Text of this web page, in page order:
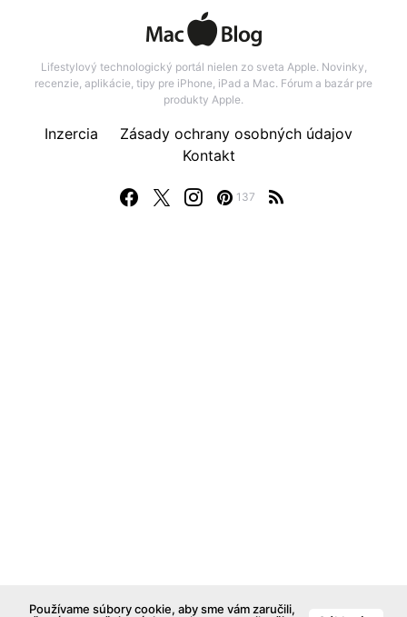
Lifestylový technologický portál nielen zo sveta Apple. Novinky,
recenzie, aplikácie, tipy pre iPhone, iPad a Mac. Fórum a bazár pre
produkty Apple.
137
Inzercia
Zásady ochrany osobných údajov
Kontakt
Používame súbory cookie, aby sme vám zaručili,